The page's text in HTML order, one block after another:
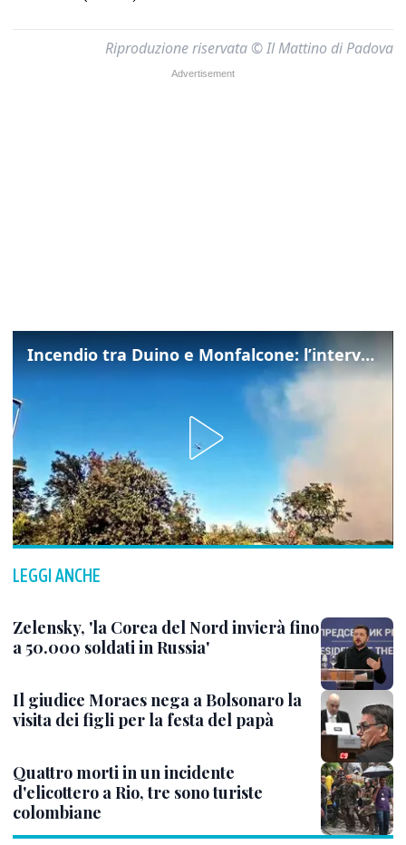
Riproduzione riservata © Il Mattino di Padova
Incendio tra Duino e Monfalcone: l’intervento dei vigili del fuoco
LEGGI ANCHE
Zelensky, 'la Corea del Nord invierà fino
a 50.000 soldati in Russia'
Il giudice Moraes nega a Bolsonaro la
visita dei figli per la festa del papà
Quattro morti in un incidente
d'elicottero a Rio, tre sono turiste
colombiane